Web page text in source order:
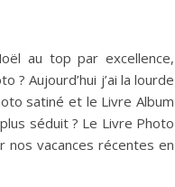
au top par excellence,
? Aujourd’hui j’ai la lourde
satiné et le Livre Album
séduit ? Le Livre Photo
nos vacances récentes en